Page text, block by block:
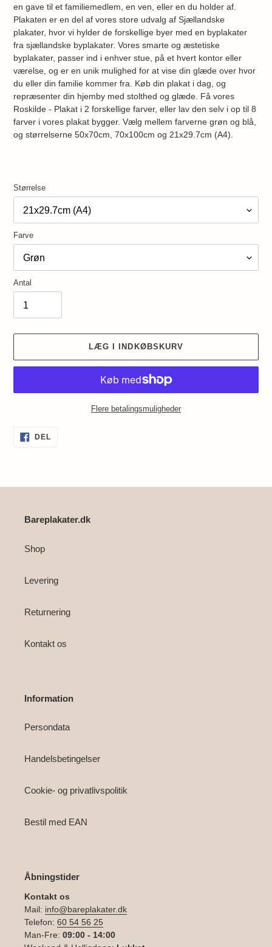
en gave til et familiemedlem, en ven, eller en du holder af.
Plakaten er en del af vores store udvalg af Sjællandske
plakater, hvor vi hylder de forskellige byer med en byplakater
fra sjællandske byplakater. Vores smarte og æstetiske
byplakater, passer ind i enhver stue, på et hvert kontor eller
værelse, og er en unik mulighed for at vise din glæde over hvor
du eller din familie kommer fra. Køb din plakat i dag, og
repræsenter din hjemby med stolthed og glæde. Få vores
Roskilde - Plakat i 2 forskellige farver, eller lav den selv i op til 8
farver i vores plakat bygger. Vælg mellem farverne grøn og blå,
og størrelserne 50x70cm, 70x100cm og 21x29.7cm (A4).
Størrelse
Farve
Antal
LÆG I INDKØBSKURV
Flere betalingsmuligheder
Lægger
produkt
DEL
Bareplakater.dk
Shop
Levering
Returnering
Kontakt os
Information
Persondata
Handelsbetingelser
Cookie- og privatlivspolitik
Bestil med EAN
Åbningstider
Kontakt os
Mail: info@bareplakater.dk
Telefon: 60 54 56 25
Man-Fre: 09:00 - 14:00